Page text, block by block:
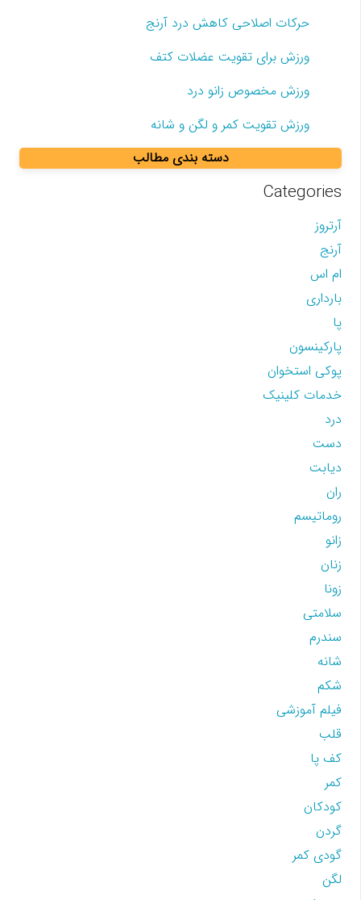
حرکات اصلاحی کاهش درد آرنج
ورزش برای تقویت عضلات کتف
ورزش مخصوص زانو درد
ورزش تقویت کمر و لگن و شانه
دسته بندی مطالب
Categories
آرتروز
آرنج
ام اس
بارداری
پا
پارکینسون
پوکی استخوان
خدمات کلینیک
درد
دست
دیابت
ران
روماتیسم
زانو
زنان
زونا
سلامتی
سندرم
شانه
شکم
فیلم آموزشی
قلب
کف پا
کمر
کودکان
گردن
گودی کمر
لگن